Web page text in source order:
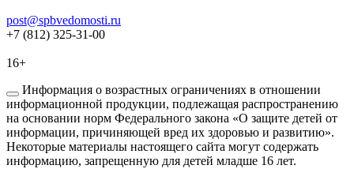
post@spbvedomosti.ru
+7 (812) 325-31-00
16+
Информация о возрастных ограничениях в отношении
информационной продукции, подлежащая распространению
на основании норм Федерального закона «О защите детей от
информации, причиняющей вред их здоровью и развитию».
Некоторые материалы настоящего сайта могут содержать
информацию, запрещенную для детей младше 16 лет.